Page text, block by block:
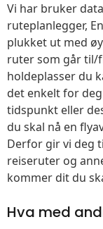
Vi har bruker
ruteplanlegger,
plukket ut med
ruter som går til/
holdeplasser du
det enkelt for
tidspunkt eller
du skal nå en
Derfor gir vi deg
reiseruter og
kommer dit du
Hva med